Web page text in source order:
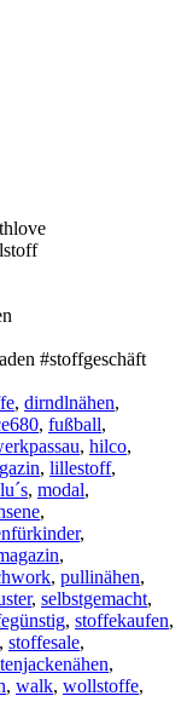
#stoffgeschäft
, dirndlnähen,
, fußball,
, hilco,
, lillestoff,
, modal,
,
,
,
, pullinähen,
, selbstgemacht,
, stoffekaufen,
, stoffesale,
,
, walk, wollstoffe,